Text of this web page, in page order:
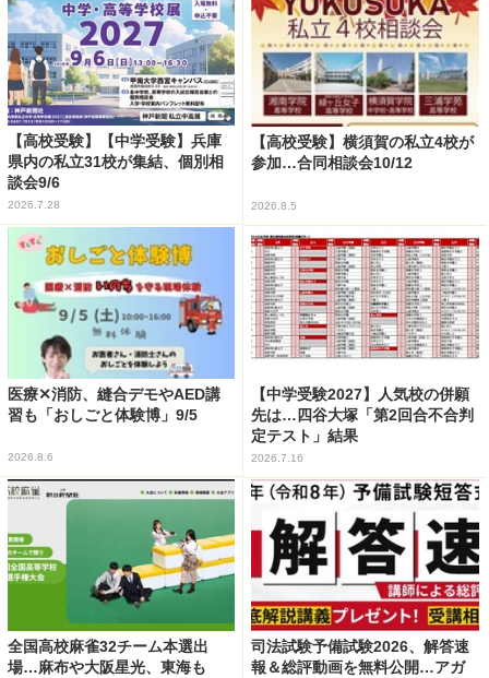
【高校受験】【中学受験】兵庫
県内の私立31校が集結、個別相
談会9/6
2026.7.28
【高校受験】横須賀の私立4校が
参加…合同相談会10/12
2026.8.5
医療✕消防、縫合デモやAED講
習も「おしごと体験博」9/5
2026.8.6
【中学受験2027】人気校の併願
先は…四谷大塚「第2回合不合判
定テスト」結果
2026.7.16
全国高校麻雀32チーム本選出
場…麻布や大阪星光、東海も
司法試験予備試験2026、解答速
報＆総評動画を無料公開…アガ